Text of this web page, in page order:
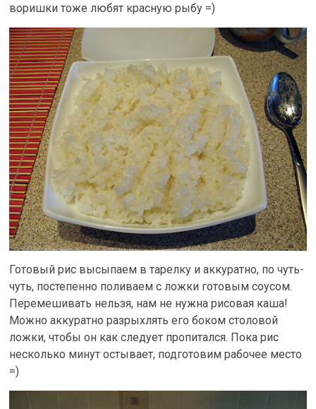
воришки тоже любят красную рыбу =)
Готовый рис высыпаем в тарелку и аккуратно, по чуть-
чуть, постепенно поливаем с ложки готовым соусом.
Перемешивать нельзя, нам не нужна рисовая каша!
Можно аккуратно разрыхлять его боком столовой
ложки, чтобы он как следует пропитался. Пока рис
несколько минут остывает, подготовим рабочее место
=)